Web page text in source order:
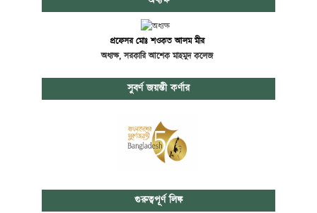
প্রফেসর মোঃ শওকত আলম মীর
অধ্যক্ষ, সরকারি আশেক মাহমুদ কলেজ
সুবর্ণ জয়ন্তী কর্ণার
গুরুত্বপূর্ণ লিঙ্ক